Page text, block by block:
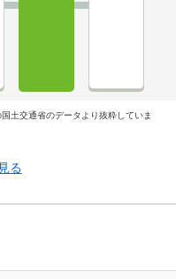
土交通省のデータより抜粋していま
る